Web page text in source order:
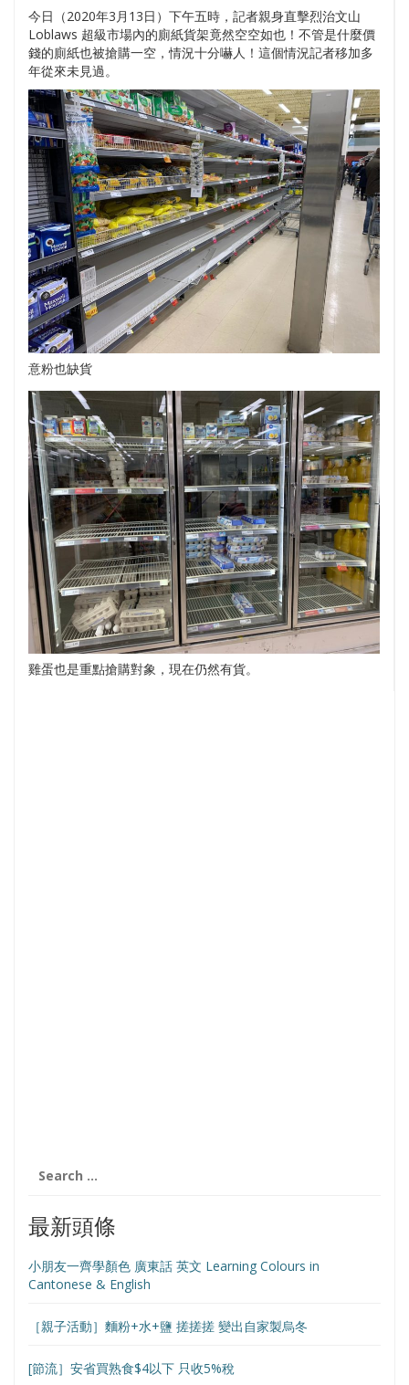
今日（2020年3月13日）下午五時，記者親身直擊烈治文山
Loblaws 超級市場內的廁紙貨架竟然空空如也！不管是什麼價
錢的廁紙也被搶購一空，情況十分嚇人！這個情況記者移加多
年從來未見過。
意粉也缺貨
雞蛋也是重點搶購對象，現在仍然有貨。
for:
最新頭條
小朋友一齊學顏色 廣東話 英文 Learning Colours in
Cantonese & English
［親子活動］麵粉+水+鹽 搓搓搓 變出自家製烏冬
[節流］安省買熟食$4以下 只收5%稅